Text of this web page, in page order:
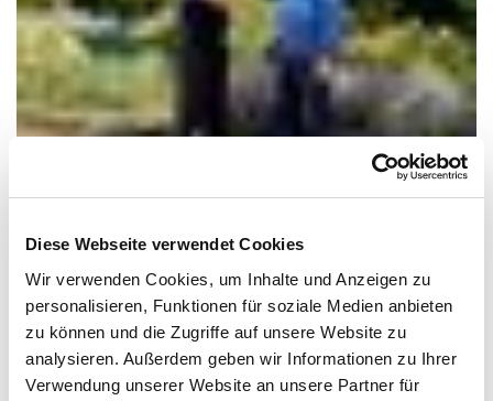
Diese Webseite verwendet Cookies
Wir verwenden Cookies, um Inhalte und Anzeigen zu
personalisieren, Funktionen für soziale Medien anbieten
zu können und die Zugriffe auf unsere Website zu
analysieren. Außerdem geben wir Informationen zu Ihrer
Verwendung unserer Website an unsere Partner für
der Gäste zu stellen?
Martina: Wir wollen unsere Gäste glücklich machen! Weil
wir eine so schöne Anlage haben und weil es uns Spaß